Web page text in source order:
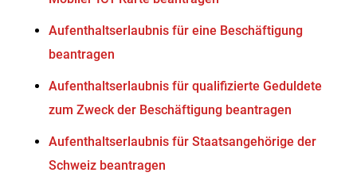
Aufenthaltserlaubnis für eine Beschäftigung
beantragen
Aufenthaltserlaubnis für qualifizierte Geduldete
zum Zweck der Beschäftigung beantragen
Aufenthaltserlaubnis für Staatsangehörige der
Schweiz beantragen